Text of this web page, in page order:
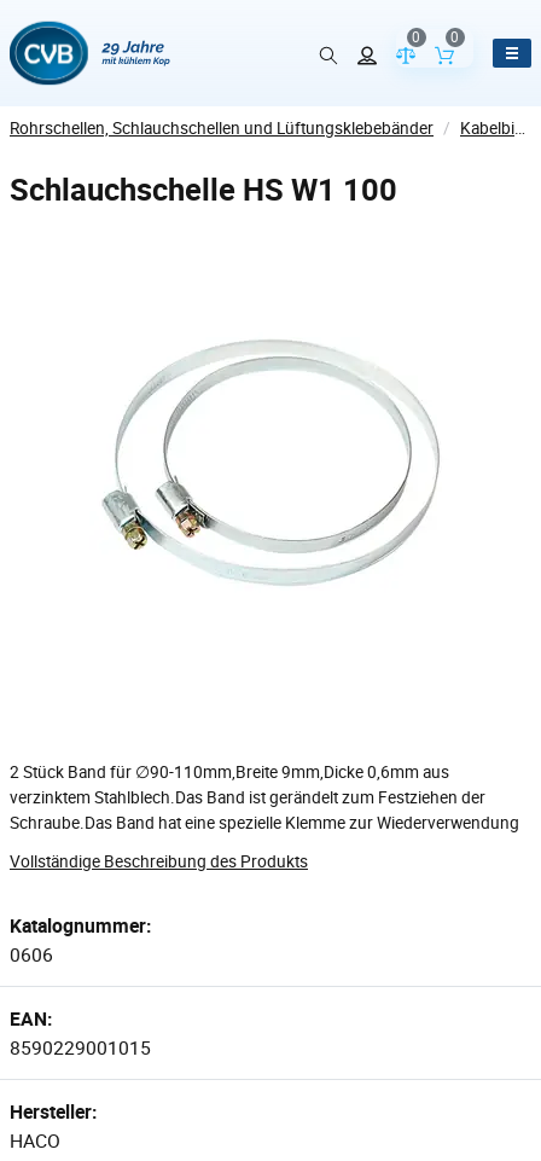
Vergleich der
0
Inhalt des
0
Rohrschellen, Schlauchschellen und Lüftungsklebebänder / Kabelbinder
Schlauchschelle HS W1 100
2 Stück Band für ∅90-110mm,Breite 9mm,Dicke 0,6mm aus
verzinktem Stahlblech.Das Band ist gerändelt zum Festziehen der
Schraube.Das Band hat eine spezielle Klemme zur Wiederverwendung
Vollständige Beschreibung des Produkts
Katalognummer:
0606
EAN:
8590229001015
Hersteller:
HACO